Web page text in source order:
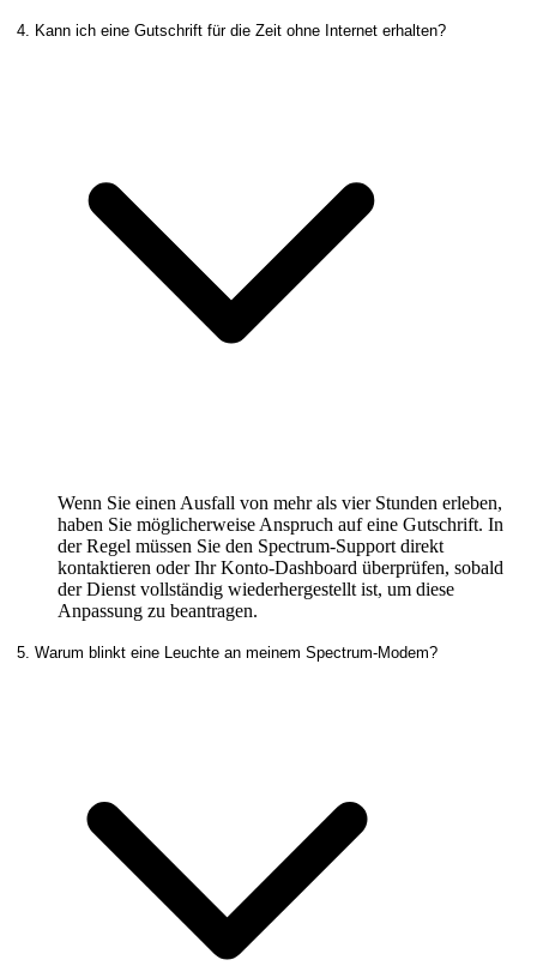
4. Kann ich eine Gutschrift für die Zeit ohne Internet erhalten?
Wenn Sie einen Ausfall von mehr als vier Stunden erleben,
haben Sie möglicherweise Anspruch auf eine Gutschrift. In
der Regel müssen Sie den Spectrum-Support direkt
kontaktieren oder Ihr Konto-Dashboard überprüfen, sobald
der Dienst vollständig wiederhergestellt ist, um diese
Anpassung zu beantragen.
5. Warum blinkt eine Leuchte an meinem Spectrum-Modem?